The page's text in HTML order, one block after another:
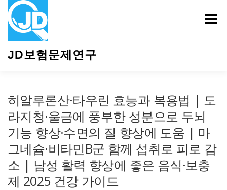
JD보험문제연구
메뉴
히알루론산·타우린 효능과 복용법 | 도
라지청·울금에 풍부한 성분으로 두뇌
기능 향상·수면의 질 향상에 도움 | 마
그네슘·비타민B군 함께 섭취로 피로 감
소 | 남성 활력 향상에 좋은 음식·보충
제 2025 건강 가이드